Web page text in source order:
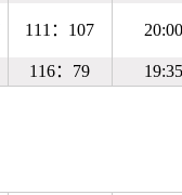
111：107
116：79